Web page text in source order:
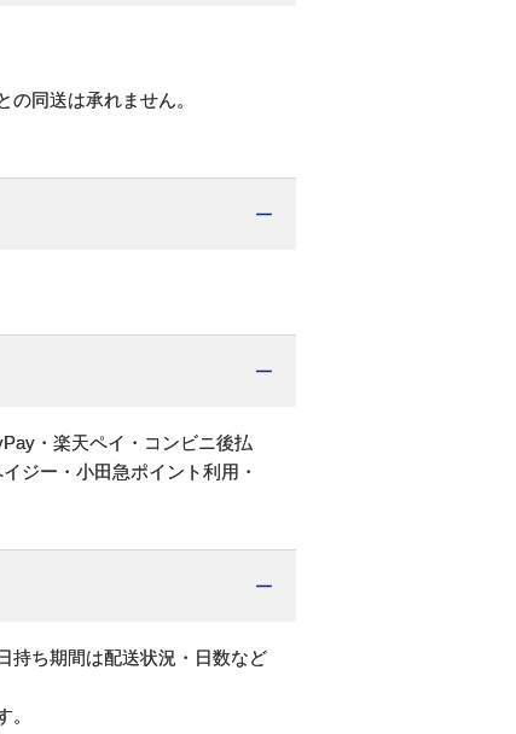
同送は承れません。
・楽天ペイ・コンビニ後払
ジー・小田急ポイント利用・
持ち期間は配送状況・日数など